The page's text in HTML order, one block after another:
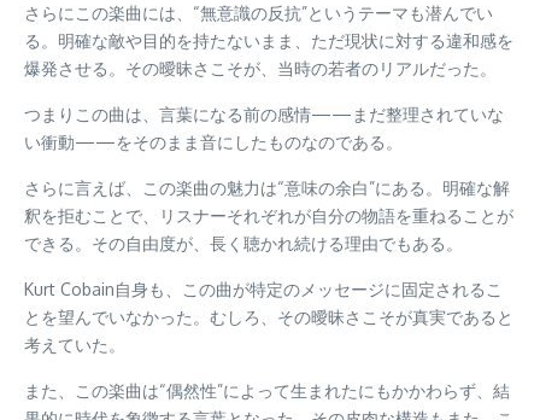
さらにこの楽曲には、“無意識の反抗”というテーマも潜んでい
る。明確な敵や目的を持たないまま、ただ現状に対する違和感を
爆発させる。その曖昧さこそが、当時の若者のリアルだった。
つまりこの曲は、言葉になる前の感情——まだ整理されていな
い衝動——をそのまま音にしたものなのである。
さらに言えば、この楽曲の魅力は“意味の余白”にある。明確な解
釈を拒むことで、リスナーそれぞれが自分の物語を重ねることが
できる。その自由度が、長く聴かれ続ける理由でもある。
Kurt Cobain自身も、この曲が特定のメッセージに固定されるこ
とを望んでいなかった。むしろ、その曖昧さこそが真実であると
考えていた。
また、この楽曲は“偶然性”によって生まれたにもかかわらず、結